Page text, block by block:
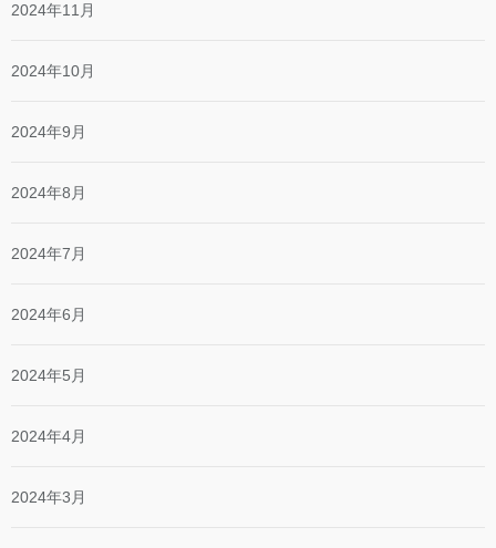
2024年11月
2024年10月
2024年9月
2024年8月
2024年7月
2024年6月
2024年5月
2024年4月
2024年3月